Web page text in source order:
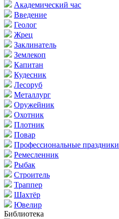
Академический час
Введение
Геолог
Жрец
Заклинатель
Землекоп
Капитан
Кудесник
Лесоруб
Металлург
Оружейник
Охотник
Плотник
Повар
Профессиональные праздники
Ремесленник
Рыбак
Строитель
Траппер
Шахтёр
Ювелир
Библиотека